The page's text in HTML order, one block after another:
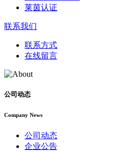
莱茵认证
联系我们
联系方式
在线留言
公司动态
Company News
公司动态
企业公告